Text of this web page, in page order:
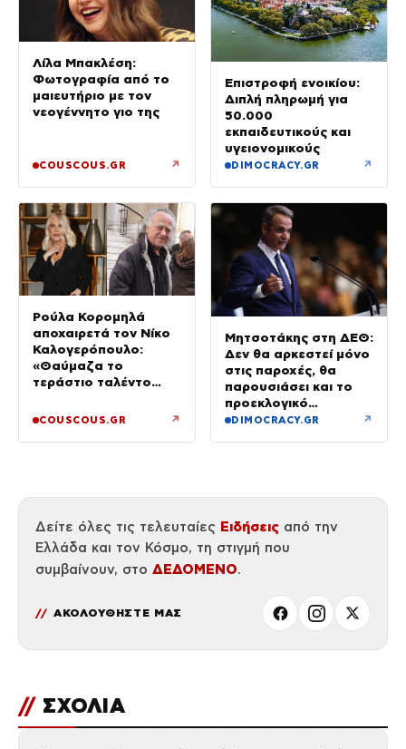
Λίλα Μπακλέση:
Φωτογραφία από το
μαιευτήριο με τον
νεογέννητο γιο της
COUSCOUS.GR ↗
Επιστροφή ενοικίου:
Διπλή πληρωμή για
50.000
εκπαιδευτικούς και
υγειονομικούς
DIMOCRACY.GR ↗
Ρούλα Κορομηλά
αποχαιρετά τον Νίκο
Καλογερόπουλο:
«Θαύμαζα το
τεράστιο ταλέντο
COUSCOUS.GR ↗
Μητσοτάκης στη ΔΕΘ:
Δεν θα αρκεστεί μόνο
στις παροχές, θα
παρουσιάσει και το
προεκλογικό
πρόγραμμα της ΝΔ
DIMOCRACY.GR ↗
Δείτε όλες τις τελευταίες Ειδήσεις από την
Ελλάδα και τον Κόσμο, τη στιγμή που
συμβαίνουν, στο ΔΕΔΟΜΕΝΟ.
ΑΚΟΛΟΥΘΗΣΤΕ ΜΑΣ
// ΣΧΟΛΙΑ